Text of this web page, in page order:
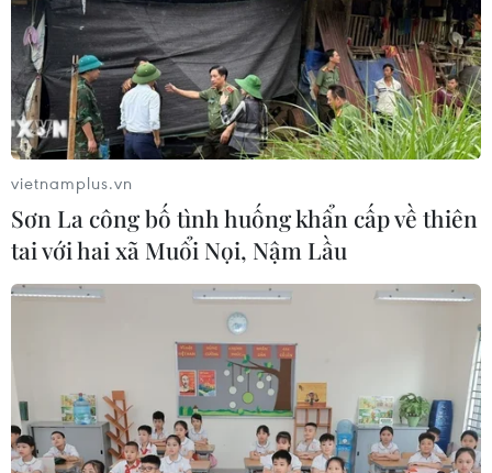
vietnamplus.vn
Sơn La công bố tình huống khẩn cấp về thiên
tai với hai xã Muổi Nọi, Nậm Lầu